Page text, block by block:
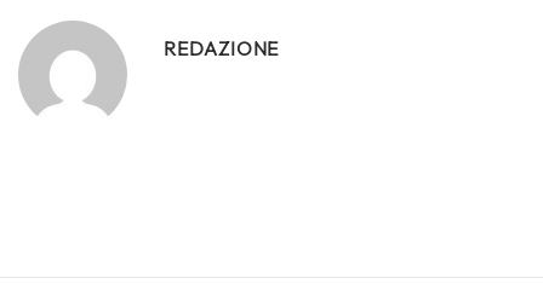
REDAZIONE